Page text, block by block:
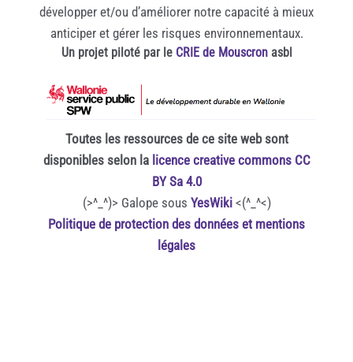
développer et/ou d’améliorer notre capacité à mieux
anticiper et gérer les risques environnementaux.
Un projet piloté par le CRIE de Mouscronasbl
Toutes les ressources de ce site web sont
disponibles selon la licence creative commons CC
BY Sa 4.0
(>^_^)> Galope sous YesWiki<(^_^<)
Politique de protection des données et mentions
légales